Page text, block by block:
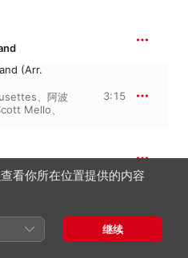
(Arr.
、 阿波
Mello、
3:15
看你所在位置提供的内容
继续